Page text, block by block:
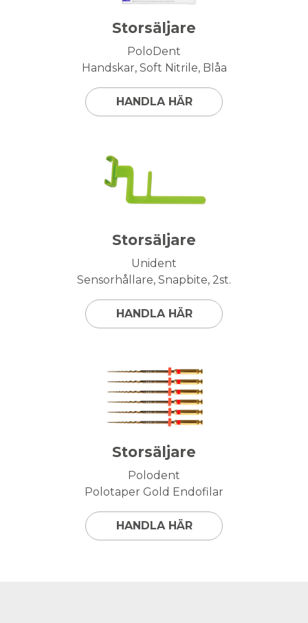
Storsäljare
PoloDent
Handskar, Soft Nitrile, Blåa
HANDLA HÄR
Storsäljare
Unident
Sensorhållare, Snapbite, 2st.
HANDLA HÄR
Storsäljare
Polodent
Polotaper Gold Endofilar
HANDLA HÄR